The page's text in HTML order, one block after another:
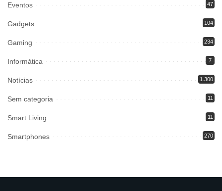
Eventos 47
Gadgets 104
Gaming 234
Informática 7
Notícias 1.300
Sem categoria 11
Smart Living 11
Smartphones 270